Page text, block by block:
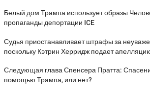
Белый дом Трампа использует образы
пропаганды депортации ICE
Судья приостанавливает штрафы за
поскольку Кэтрин Херридж подает
Следующая глава Спенсера Пратта:
помощью Трампа, или нет?